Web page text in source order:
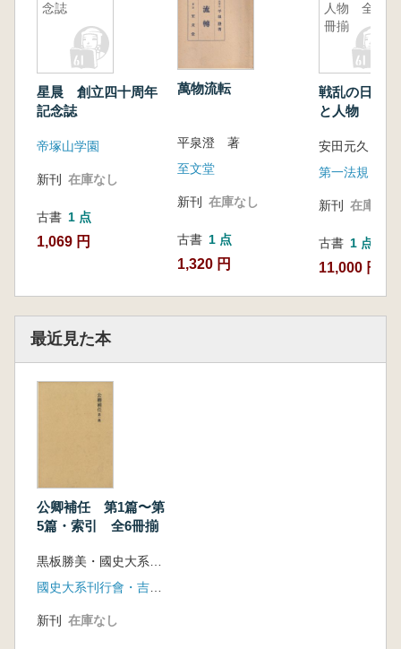
念誌
星晨 創立四十周年
記念誌
帝塚山学園
新刊 在庫なし
古書 1 点
1,069 円
萬物流転
平泉澄 著
至文堂
新刊 在庫なし
古書 1 点
1,320 円
人物 全12
冊揃
戦乱の日本
と人物 全12
安田元久 監
第一法規
新刊 在庫なし
古書 1 点
11,000 円
最近見た本
公卿補任 第1篇〜第
5篇・索引 全6冊揃
新刊 在庫なし